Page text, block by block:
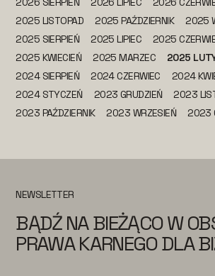
2025 LISTOPAD
2025 PAŹDZIERNIK
2025
2025 SIERPIEŃ
2025 LIPIEC 2025
2025 KWIECIEŃ
2025 MARZEC 2025
2024 SIERPIEŃ
2024 CZERWIEC
2024
2024 STYCZEŃ
2023 GRUDZIEŃ
2023
2023 PAŹDZIERNIK
2023 WRZESIEŃ 2023
NEWSLETTER
BĄDŹ NA BIEŻĄCO W
PRAWA KARNEGO DLA